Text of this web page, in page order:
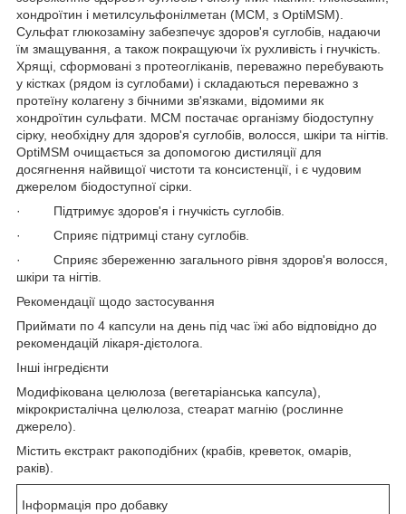
хондроїтин і метилсульфонілметан (МСМ, з OptiMSM).
Сульфат глюкозаміну забезпечує здоров'я суглобів, надаючи
їм змащування, а також покращуючи їх рухливість і гнучкість.
Хрящі, сформовані з протеогліканів, переважно перебувають
у кістках (рядом із суглобами) і складаються переважно з
протеїну колагену з бічними зв'язками, відомими як
хондроїтин сульфати. МСМ постачає організму біодоступну
сірку, необхідну для здоров'я суглобів, волосся, шкіри та нігтів.
OptiMSM очищається за допомогою дистиляції для
досягнення найвищої чистоти та консистенції, і є чудовим
джерелом біодоступної сірки.
· Підтримує здоров'я і гнучкість суглобів.
· Сприяє підтримці стану суглобів.
· Сприяє збереженню загального рівня здоров'я волосся,
шкіри та нігтів.
Рекомендації щодо застосування
Приймати по 4 капсули на день під час їжі або відповідно до
рекомендацій лікаря-дієтолога.
Інші інгредієнти
Модифікована целюлоза (вегетаріанська капсула),
мікрокристалічна целюлоза, стеарат магнію (рослинне
джерело).
Містить екстракт ракоподібних (крабів, креветок, омарів,
раків).
Інформація про добавку